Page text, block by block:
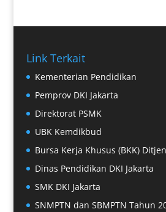
Link Terkait
Kementerian Pendidikan
Pemprov DKI Jakarta
Direktorat PSMK
UBK Kemdikbud
Bursa Kerja Khusus (BKK)
Dinas Pendidikan DKI Jakarta
SMK DKI Jakarta
SNMPTN dan SBMPTN Tahun